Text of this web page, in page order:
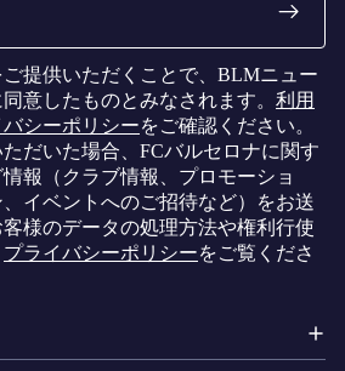
提供いただくことで、BLMニュー
意したものとみなされます。 利用
シーポリシーをご確認ください。
だいた場合、FCバルセロナに関す
報（クラブ情報、プロモーショ
イベントへのご招待など）をお送
様のデータの処理方法や権利行使
プライバシーポリシーをご覧くださ